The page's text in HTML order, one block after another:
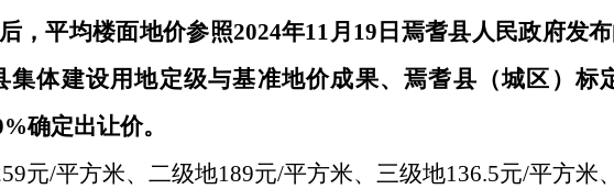
，平均楼面地价参照2024年11月19日焉耆县人民政府发
体建设用地定级与基准地价成果、焉耆县（城区）标
确定出让价。
元/平方米、二级地189元/平方米、三级地136.5元/平方米